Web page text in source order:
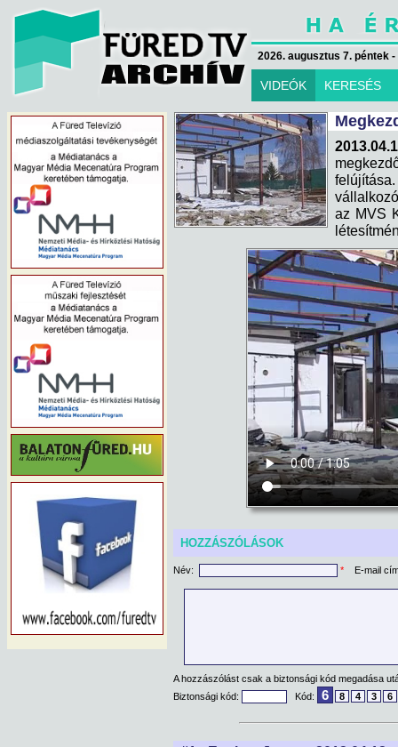
2026. augusztus 7. péntek
VIDEÓK KERESÉS
az MVS
HOZZÁSZÓLÁSOK
Név: * E-mail
A hozzászólást csak a biztonsági kód megadása
Biztonsági kód:
Kód: 6 8 4 3 6